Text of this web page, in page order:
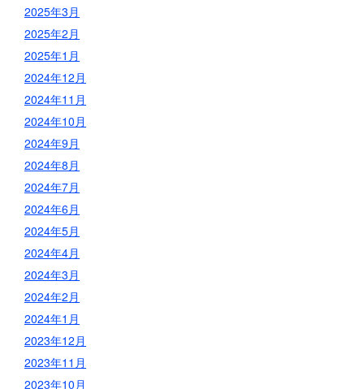
2025年3月
2025年2月
2025年1月
2024年12月
2024年11月
2024年10月
2024年9月
2024年8月
2024年7月
2024年6月
2024年5月
2024年4月
2024年3月
2024年2月
2024年1月
2023年12月
2023年11月
2023年10月